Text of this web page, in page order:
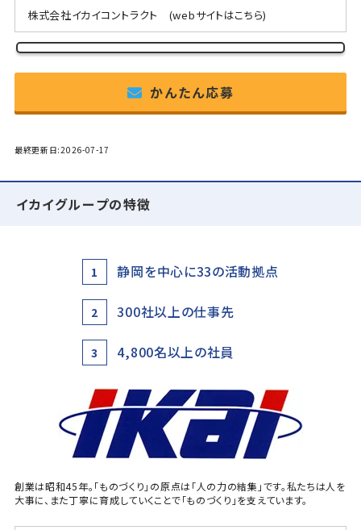
株式会社イカイコントラクト (webサイトはこちら)
かんたん応募
最終更新日:2026-07-17
イカイグループの特徴
1 静岡を中心に33の活動拠点
2 300社以上の仕事先
3 4,800名以上の社員
創業は昭和45年。「ものづくり」の原点は「人の力の結集」です。私たちは人を
大事に、また丁寧に育成していくことで「ものづくり」を支えています。